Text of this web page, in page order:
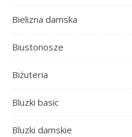
Bielizna damska
Biustonosze
Biżuteria
Bluzki basic
Bluzki damskie